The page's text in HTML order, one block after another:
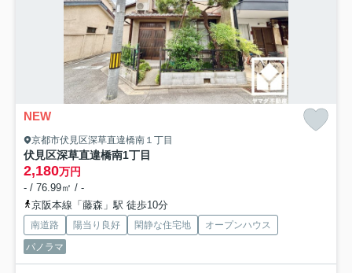
NEW
京都市伏見区深草直違橋南１丁目
伏見区深草直違橋南1丁目
2,180万円
- / 76.99㎡ / -
京阪本線「藤森」駅 徒歩10分
南道路 陽当り良好 閑静な住宅地
オープンハウス
パノラマ